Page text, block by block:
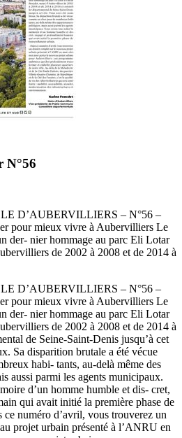
N°56
D’AUBERVILLIERS – N°56 –
pour mieux vivre à Aubervilliers Le
der- nier hommage au parc Eli Lotar
de 2002 à 2008 et de 2014 à
D’AUBERVILLIERS – N°56 –
pour mieux vivre à Aubervilliers Le
der- nier hommage au parc Eli Lotar
de 2002 à 2008 et de 2014 à
de Seine-Saint-Denis jusqu’à cet
Sa disparition brutale a été vécue
habi- tants, au-delà même des
aussi parmi les agents municipaux.
d’un homme humble et dis- cret,
qui avait initié la première phase de
numéro d’avril, vous trouverez un
projet urbain présenté à l’ANRU en